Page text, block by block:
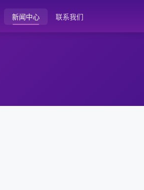
新闻中心 联系我们